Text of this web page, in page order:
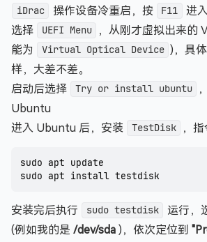
iDrac 操作设备冷重启，按 F11 进入
选择
UEFI Menu
，从刚才虚拟出来的
能为
Virtual Optical Device )，具
样，大差不差。
启动后选择
Try or install ubuntu
Ubuntu
进入 Ubuntu 后，安装
TestDisk ，
sudo apt update
安装完后执行 sudo testdisk
运行，
(例如我的是 /dev/sda )，依次定位到